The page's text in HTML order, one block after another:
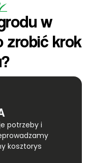
w
zrobić krok
potrzeby i
kosztorys